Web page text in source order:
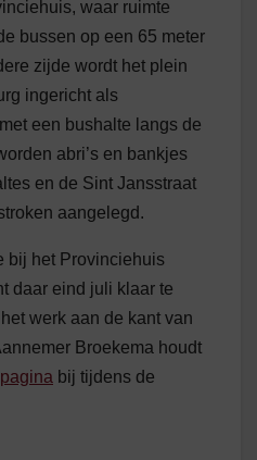
waar ruimte
bussen op een 65 meter
zijde wordt het plein
ingericht als
een bushalte langs de
abri’s en bankjes
en de Sint Jansstraat
aangelegd.
bij het Provinciehuis
daar eind juli klaar te
werk aan de kant van
Broekema houdt
bij tijdens de